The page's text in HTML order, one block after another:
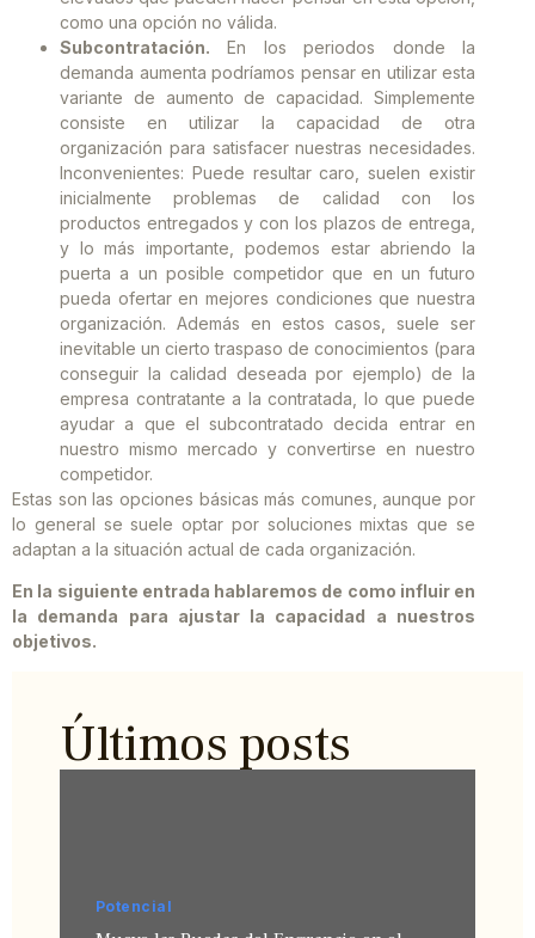
como una opción no válida.
Subcontratación. En los periodos donde la
demanda aumenta podríamos pensar en utilizar esta
variante de aumento de capacidad. Simplemente
consiste en utilizar la capacidad de otra
organización para satisfacer nuestras necesidades.
Inconvenientes: Puede resultar caro, suelen existir
inicialmente problemas de calidad con los
productos entregados y con los plazos de entrega,
y lo más importante, podemos estar abriendo la
puerta a un posible competidor que en un futuro
pueda ofertar en mejores condiciones que nuestra
organización. Además en estos casos, suele ser
inevitable un cierto traspaso de conocimientos (para
conseguir la calidad deseada por ejemplo) de la
empresa contratante a la contratada, lo que puede
ayudar a que el subcontratado decida entrar en
nuestro mismo mercado y convertirse en nuestro
competidor.
Estas son las opciones básicas más comunes, aunque por
lo general se suele optar por soluciones mixtas que se
adaptan a la situación actual de cada organización.
En la siguiente entrada hablaremos de como influir en
la demanda para ajustar la capacidad a nuestros
objetivos.
Últimos posts
Potencial